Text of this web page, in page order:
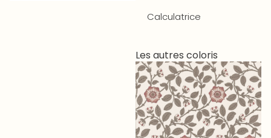
Calculatrice
Les autres coloris